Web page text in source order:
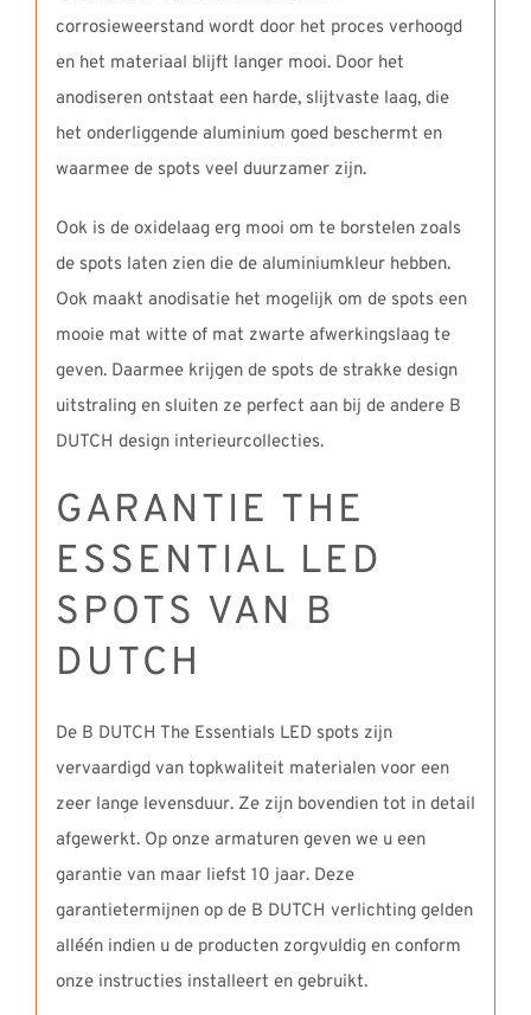
corrosieweerstand wordt door het proces verhoogd
en het materiaal blijft langer mooi. Door het
anodiseren ontstaat een harde, slijtvaste laag, die
het onderliggende aluminium goed beschermt en
waarmee de spots veel duurzamer zijn.
Ook is de oxidelaag erg mooi om te borstelen zoals
de spots laten zien die de aluminiumkleur hebben.
Ook maakt anodisatie het mogelijk om de spots een
mooie mat witte of mat zwarte afwerkingslaag te
geven. Daarmee krijgen de spots de strakke design
uitstraling en sluiten ze perfect aan bij de andere B
DUTCH design interieurcollecties.
GARANTIE THE
ESSENTIAL LED
SPOTS VAN B
DUTCH
De B DUTCH The Essentials LED spots zijn
vervaardigd van topkwaliteit materialen voor een
zeer lange levensduur. Ze zijn bovendien tot in detail
afgewerkt. Op onze armaturen geven we u een
garantie van maar liefst 10 jaar. Deze
garantietermijnen op de B DUTCH verlichting gelden
alléén indien u de producten zorgvuldig en conform
onze instructies installeert en gebruikt.